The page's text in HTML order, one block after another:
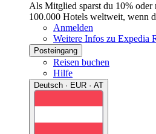
Als Mitglied sparst du 10% oder
100.000 Hotels weltweit, wenn
Anmelden
Weitere Infos zu Expedia
Posteingang
Reisen buchen
Hilfe
Deutsch · EUR · AT